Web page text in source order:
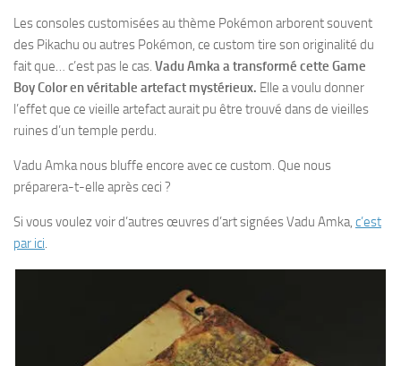
Les consoles customisées au thème Pokémon arborent souvent
des Pikachu ou autres Pokémon, ce custom tire son originalité du
fait que… c’est pas le cas. Vadu Amka a transformé cette Game
Boy Color en véritable artefact mystérieux. Elle a voulu donner
l’effet que ce vieille artefact aurait pu être trouvé dans de vieilles
ruines d’un temple perdu.
Vadu Amka nous bluffe encore avec ce custom. Que nous
préparera-t-elle après ceci ?
Si vous voulez voir d’autres œuvres d’art signées Vadu Amka, c’est
par ici.